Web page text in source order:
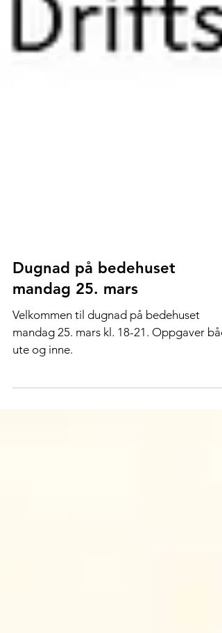
Dugnad på bedehuset
mandag 25. mars
Velkommen til dugnad på bedehuset
mandag 25. mars kl. 18-21. Oppgaver